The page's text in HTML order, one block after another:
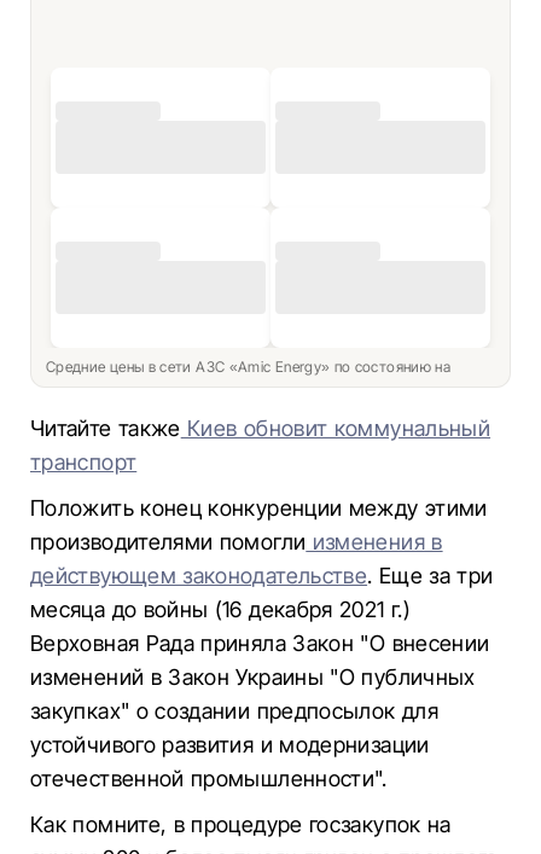
Средние цены в сети АЗС «Amic Energy» по состоянию на
Читайте также Киев обновит коммунальный
транспорт
Положить конец конкуренции между этими
производителями помогли изменения в
действующем законодательстве. Еще за три
месяца до войны (16 декабря 2021 г.)
Верховная Рада приняла Закон "О внесении
изменений в Закон Украины "О публичных
закупках" о создании предпосылок для
устойчивого развития и модернизации
отечественной промышленности".
Как помните, в процедуре госзакупок на